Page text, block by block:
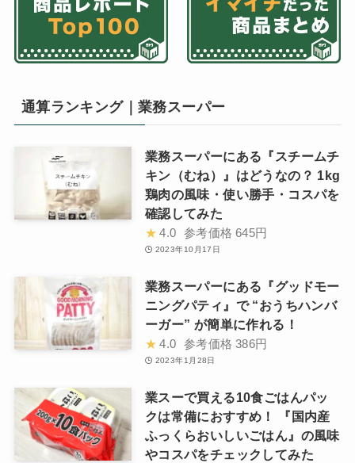
通算ランキング｜業務スーパー
業務スーパーにある『スチームチ
キン（むね）』はどうなの？ 1kg
鶏肉の風味・使い勝手・コスパを
確認してみた
★ 4.0 参考価格 645円
2023年10月17日
業務スーパーにある『グッドモー
ニングパティ』で “おうちハンバ
ーガー” が簡単に作れる！
★ 4.0 参考価格 386円
2023年1月28日
業スーで買える10食ごはんパッ
クは常備におすすめ！ 『国内産
ふっくらおいしいごはん』の風味
やコスパをチェックしてみた